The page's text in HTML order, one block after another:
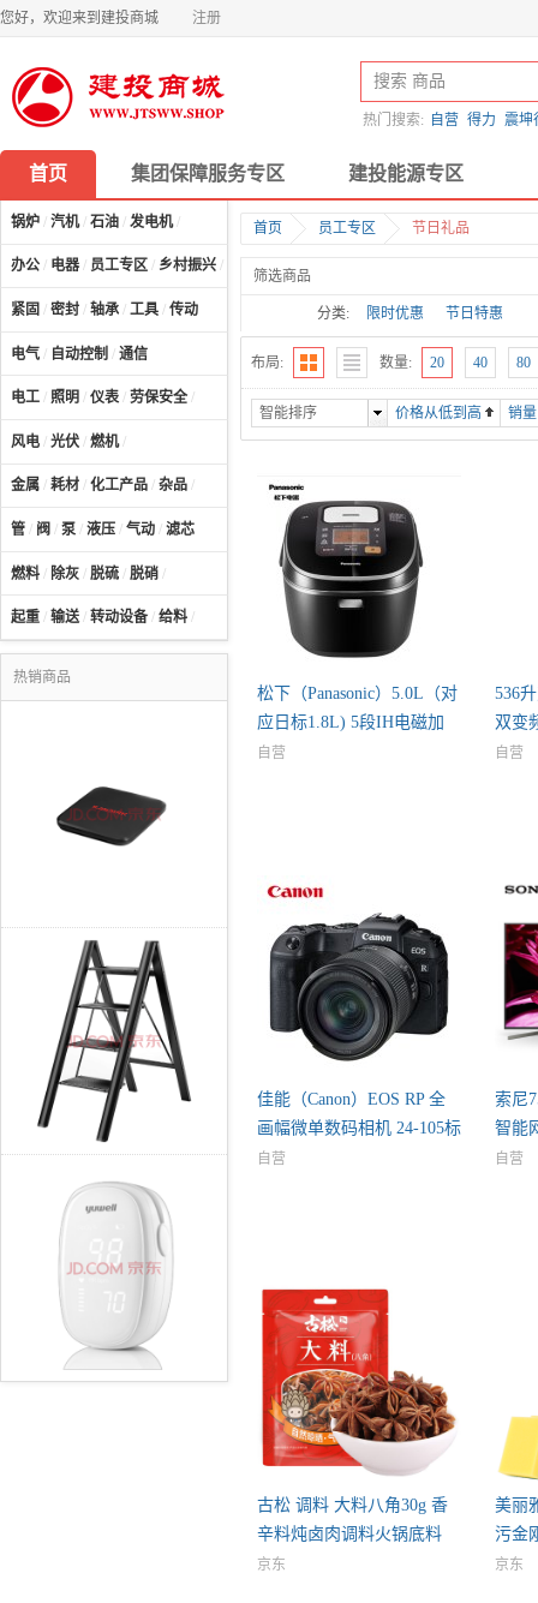
您好，欢迎来到建投商城 注册
热门搜索: 自营 得力 震坤
首页 集团保障服务专区 建投能源专区
锅炉 / 汽机/ 石油 / 发电机/
办公 / 电器 / 员工专区 / 乡村振兴 / 计算机及配件
紧固 / 密封 / 轴承 / 工具 / 传动
电气 / 自动控制 / 通信
电工 / 照明 / 仪表 / 劳保安全 /
风电 / 光伏 / 燃机/
金属 / 耗材 / 化工产品 / 杂品 /
管 / 阀 / 泵 / 液压 / 气动 / 滤芯
燃料 / 除灰 / 脱硫 / 脱硝 /
起重 / 输送/ 转动设备 / 给料 /
热销商品
首页 员工专区 节日礼品
筛选商品
分类: 限时优惠 节日特惠
布局: 数量: 20 40 80
智能排序 价格从低到高 销量
松下（Panasonic）5.0L（对
应日标1.8L) 5段IH电磁加
自营
536
双变
自营
佳能（Canon）EOS RP 全
画幅微单数码相机 24-105标
自营
索尼
智能
75X
自营
古松 调料 大料八角30g 香
辛料炖卤肉调料火锅底料
京东
美丽
污金
京东